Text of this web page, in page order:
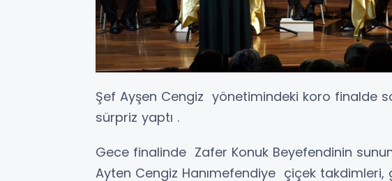
Şef Ayşen Cengiz yönetimindeki koro finalde
sürpriz yaptı .
Gece finalinde Zafer Konuk Beyefendinin
Ayten Cengiz Hanımefendiye çiçek takdimleri,